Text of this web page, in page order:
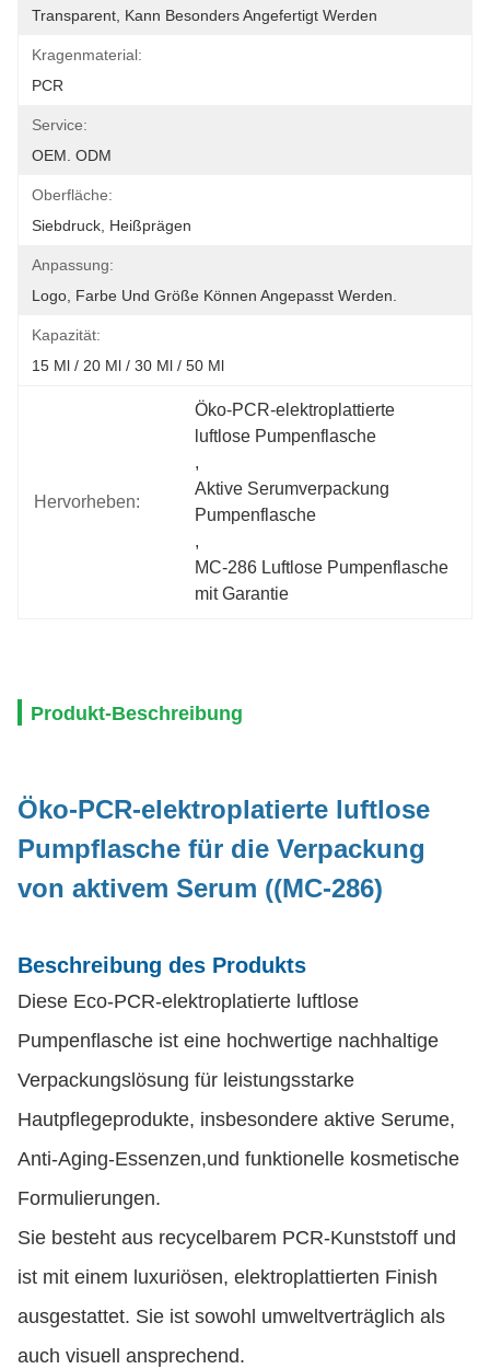
Transparent, Kann Besonders Angefertigt Werden
Kragenmaterial:
PCR
Service:
OEM. ODM
Oberfläche:
Siebdruck, Heißprägen
Anpassung:
Logo, Farbe Und Größe Können Angepasst Werden.
Kapazität:
15 Ml / 20 Ml / 30 Ml / 50 Ml
Hervorheben:
Öko-PCR-elektroplattierte
luftlose Pumpenflasche
,
Aktive Serumverpackung
Pumpenflasche
,
MC-286 Luftlose Pumpenflasche
mit Garantie
Produkt-Beschreibung
Öko-PCR-elektroplatierte luftlose
Pumpflasche für die Verpackung
von aktivem Serum ((MC-286)
Beschreibung des Produkts
Diese Eco-PCR-elektroplatierte luftlose
Pumpenflasche ist eine hochwertige nachhaltige
Verpackungslösung für leistungsstarke
Hautpflegeprodukte, insbesondere aktive Serume,
Anti-Aging-Essenzen,und funktionelle kosmetische
Formulierungen.
Sie besteht aus recycelbarem PCR-Kunststoff und
ist mit einem luxuriösen, elektroplattierten Finish
ausgestattet. Sie ist sowohl umweltverträglich als
auch visuell ansprechend.